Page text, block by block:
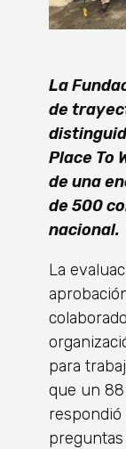
La
de
Place To
de una
de 500
nacional.
La
para
que un 88
respondió